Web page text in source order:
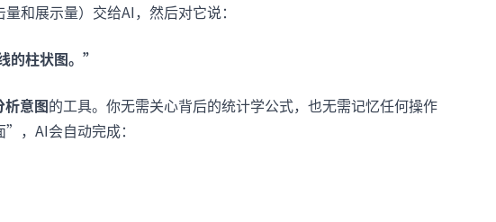
和展示量）交给AI，然后对它说：
的柱状图。”
析意图的工具。你无需关心背后的统计学公式，也无需记忆任何操作
，AI会自动完成：